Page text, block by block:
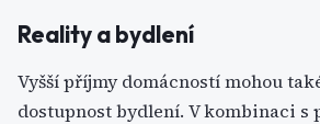
Reality a bydlení
Vyšší příjmy domácností mohou
dostupnost bydlení. V kombinaci s